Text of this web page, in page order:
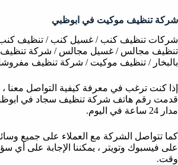
شركة تنظيف موكيت في ابوظبي
شركات تنظيف كنب / غسيل كنب / تنظيف كنب
تنظيف مجالس / غسيل مجالس / شركة
بالبخار / تنظيف موكيت / شركة تنظيف
إذا كنت ترغب في معرفة كيفية التواصل معنا
قدمت رقم هاتف شركة تنظيف سجاد في
مدار 24 ساعة في اليوم.
كما تتواصل الشركة مع العملاء على جميع
على فيسبوك وتويتر ، يمكننا الإجابة على أي
وقت.